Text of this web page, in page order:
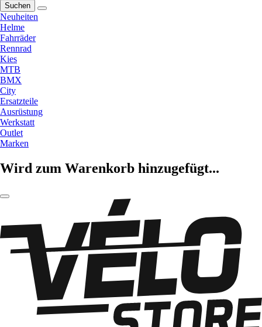
Suchen
Neuheiten
Helme
Fahrräder
Rennrad
Kies
MTB
BMX
City
Ersatzteile
Ausrüstung
Werkstatt
Outlet
Marken
Wird zum Warenkorb hinzugefügt...